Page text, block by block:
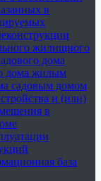
в
жилищного
дома
дома жилым
садовым домом
и (или)
в
база